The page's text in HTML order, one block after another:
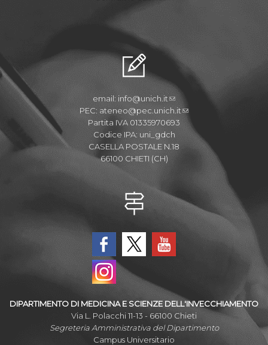
email: info@unich.it
PEC: ateneo@pec.unich.it
Partita IVA 01335970693
Codice IPA: uni_gdch
CASELLA POSTALE N.18
66100 CHIETI (CH)
DIPARTIMENTO DI MEDICINA E SCIENZE DELL'INVECCHIAMENTO
Via L. Polacchi 11-13 - 66100 Chieti
Segreteria Amministrativa del Dipartimento
Campus Universitario